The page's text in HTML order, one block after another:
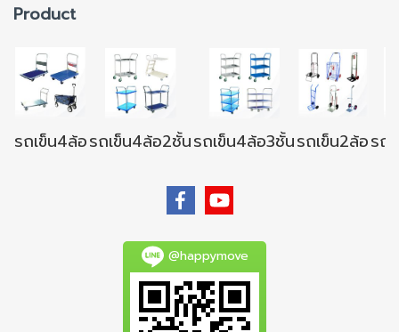
Product
รถเข็น4ล้อรถเข็น4ล้อ2ชั้นรถเข็น4ล้อ3ชั้นรถเข็น2ล้อรถ
@happymove